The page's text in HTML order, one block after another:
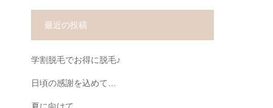
最近の投稿
学割脱毛でお得に脱毛♪
日頃の感謝を込めて…